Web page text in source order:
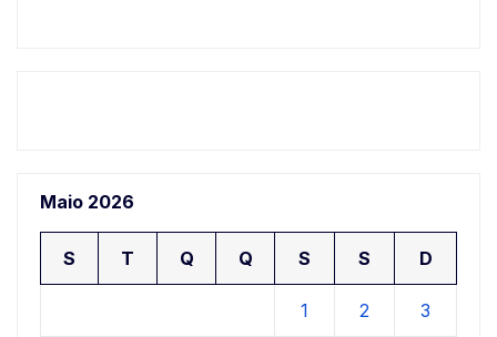
Maio 2026
S T Q Q S S D
1 2 3